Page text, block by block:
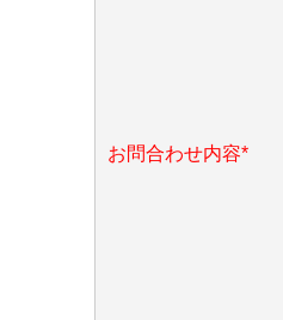
お問合わせ内容*